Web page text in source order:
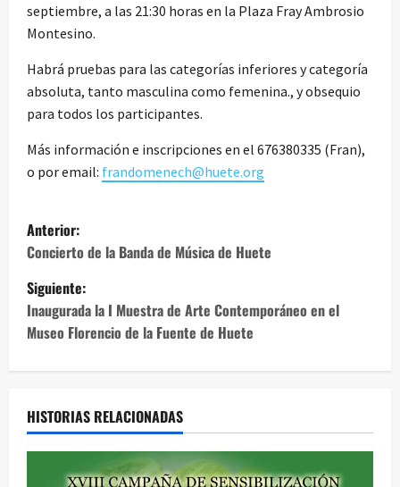
septiembre, a las 21:30 horas en la Plaza Fray Ambrosio
Montesino.
Habrá pruebas para las categorías inferiores y categoría
absoluta, tanto masculina como femenina., y obsequio
para todos los participantes.
Más información e inscripciones en el 676380335 (Fran),
o por email: frandomenech@huete.org
N
a
v
e
g
a
c
Anterior:
Concierto de la Banda de Música de Huete
Siguiente:
Inaugurada la I Muestra de Arte Contemporáneo en el
Museo Florencio de la Fuente de Huete
HISTORIAS RELACIONADAS